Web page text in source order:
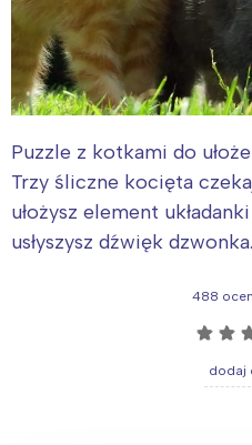
Puzzle z kotkami do
Trzy śliczne kocięta
ułożysz element
usłyszysz dźwięk dzwonka.
488 ocen
☆ ☆
dodaj